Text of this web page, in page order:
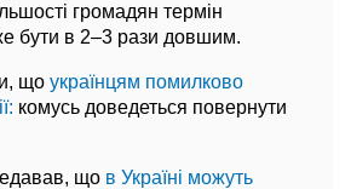
громадян термін
бути в 2–3 рази довшим.
що українцям помилково
комусь доведеться повернути
що в Україні можуть